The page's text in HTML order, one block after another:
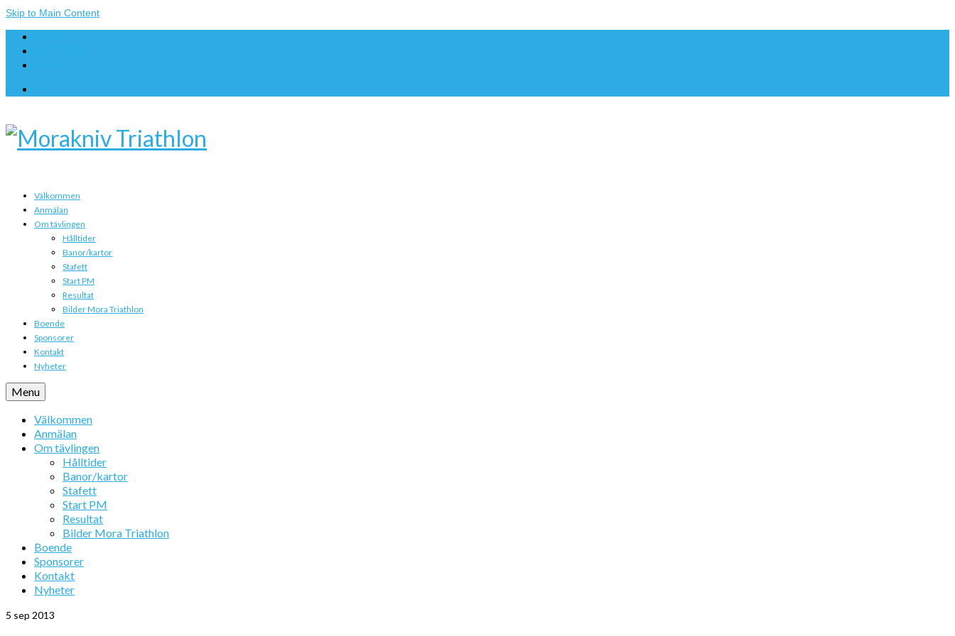
Skip to Main Content
Välkommen
Anmälan
Om tävlingen
Hålltider
Banor/kartor
Stafett
Start PM
Resultat
Bilder Mora Triathlon
Boende
Sponsorer
Kontakt
Nyheter
Menu
Välkommen
Anmälan
Om tävlingen
Hålltider
Banor/kartor
Stafett
Start PM
Resultat
Bilder Mora Triathlon
Boende
Sponsorer
Kontakt
Nyheter
5 sep 2013